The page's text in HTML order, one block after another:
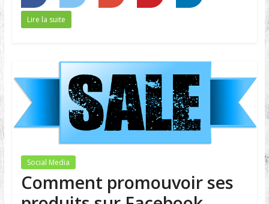
Lire la suite
Social Media
Comment promouvoir ses